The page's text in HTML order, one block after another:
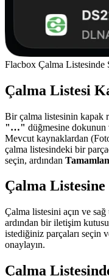
Flacbox Çalma Listesinde
Çalma Listesi
Bir çalma listesinin kapak
"…" düğmesine dokunun
Mevcut kaynaklardan
çalma listesindeki bir
seçin, ardından
Çalma Listesine
Çalma listesini açın ve
ardından bir iletişim
istediğiniz parçaları seçin
onaylayın.
Çalma